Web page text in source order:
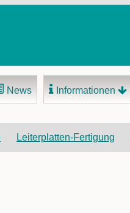
News Informationen
Leiterplatten-Fertigung